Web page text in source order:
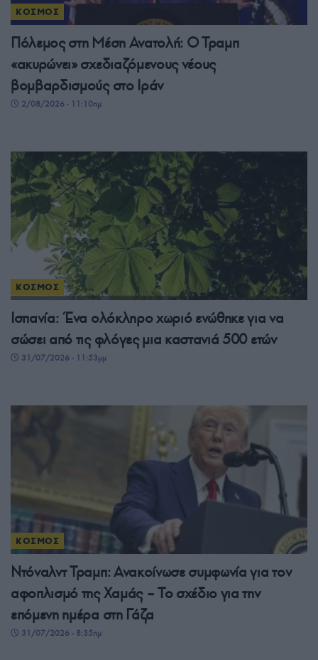
ΚΟΣΜΟΣ
Πόλεμος στη Μέση Ανατολή: Ο Τραμπ
«ακυρώνει» σχεδιαζόμενους νέους
βομβαρδισμούς στο Ιράν
2/08/2026 - 11:10πμ
ΚΟΣΜΟΣ
Ισπανία: Ένα ολόκληρο χωριό ενώθηκε για να
σώσει από τις φλόγες μια καστανιά 500 ετών
31/07/2026 - 11:53μμ
ΚΟΣΜΟΣ
Ντόναλντ Τραμπ: Ανακοίνωσε συμφωνία για τον
αφοπλισμό της Χαμάς – Το σχέδιο για την
επόμενη ημέρα στη Γάζα
31/07/2026 - 8:35πμ